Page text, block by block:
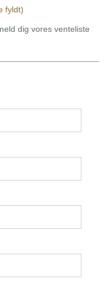
fyldt)
dig vores venteliste